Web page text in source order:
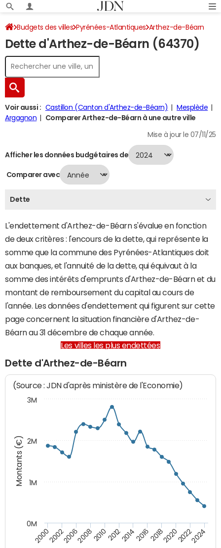
Budgets des villes Pyrénées-Atlantiques Arthez-de-Béarn
Dette au 31/12/2024
Dette d'Arthez-de-Béarn (64370)
Voir aussi : Castillon (Canton d'Arthez-de-Béarn)
Mesplède
Argagnon
Comparer Arthez-de-Béarn à une autre ville
Mise à jour le 07/11/25
Afficher les données budgétaires de
Comparer avec
Dette
L'endettement d'Arthez-de-Béarn s'évalue en fonction
de deux critères : l'encours de la dette, qui représente la
somme que la commune des Pyrénées-Atlantiques doit
aux banques, et l'annuité de la dette, qui équivaut à la
somme des intérêts d'emprunts d'Arthez-de-Béarn et du
montant de remboursement du capital au cours de
l'année. Les données d'endettement qui figurent sur cette
page concernent la situation financière d'Arthez-de-
Béarn au 31 décembre de chaque année.
Les villes les plus endettées
Dette d'Arthez-de-Béarn
Montants (€)
(Source : JDN d'après ministère de l'Economie)
200020022006200820102012201420162018202020222024
0M
1M
2M
3M